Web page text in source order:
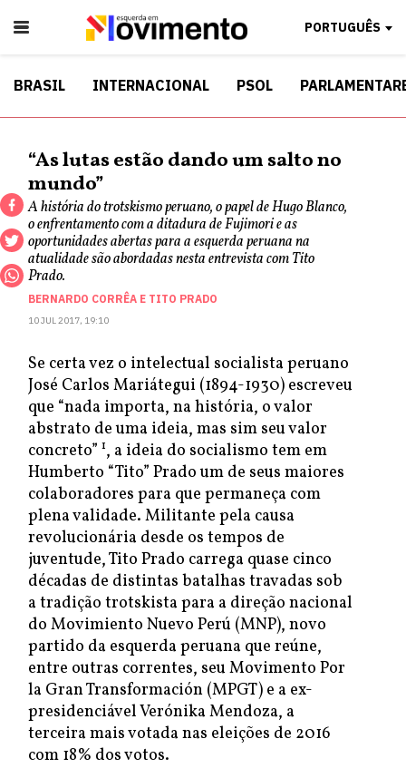
PORTUGUÊS
BRASIL INTERNACIONAL PSOL
“As lutas estão dando um salto no
mundo”
A história do trotskismo peruano, o papel de Hugo Blanco,
o enfrentamento com a ditadura de Fujimori e as
oportunidades abertas para a esquerda peruana na
atualidade são abordadas nesta entrevista com Tito
Prado.
BERNARDO CORRÊA E TITO PRADO
10 JUL 2017, 19:10
Se certa vez o intelectual socialista peruano
José Carlos Mariátegui (1894-1930) escreveu
que “nada importa, na história, o valor
abstrato de uma ideia, mas sim seu valor
concreto” 1, a ideia do socialismo tem em
Humberto “Tito” Prado um de seus maiores
colaboradores para que permaneça com
plena validade. Militante pela causa
revolucionária desde os tempos de
juventude, Tito Prado carrega quase cinco
décadas de distintas batalhas travadas sob
a tradição trotskista para a direção nacional
do Movimiento Nuevo Perú (MNP), novo
partido da esquerda peruana que reúne,
entre outras correntes, seu Movimento Por
la Gran Transformación (MPGT) e a ex-
presidenciável Verónika Mendoza, a
terceira mais votada nas eleições de 2016
com 18% dos votos.